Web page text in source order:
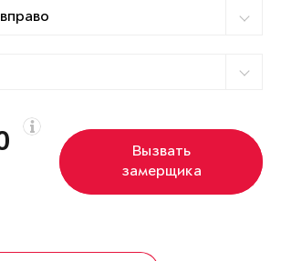
Вызвать
замерщика